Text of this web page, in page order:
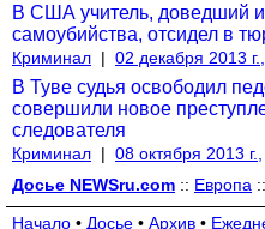
В США учитель, доведший
самоубийства, отсидел в
Криминал | 02 декабря 2013 г.,
В Туве судья освободил
совершили новое
следователя
Криминал | 08 октября 2013 г.,
Досье NEWSru.com :: Европа ::
Начало • Досье • Архив •